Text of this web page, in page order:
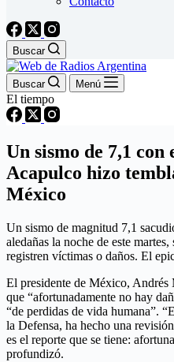
Buscar
Buscar Menú
El tiempo
Un sismo de 7,1 con
Acapulco hizo
México
Un sismo de magnitud 7,1
aledañas la noche de este
registren víctimas o daños. El
El presidente de México, Andrés
que “afortunadamente no hay
“de perdidas de vida humana”.
la Defensa, ha hecho una
es el reporte que se tiene:
profundizó.